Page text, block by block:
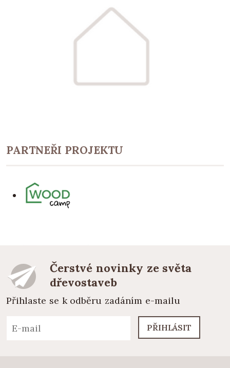
PARTNEŘI PROJEKTU
Čerstvé novinky ze světa
dřevostaveb
Přihlaste se k odběru zadáním e-mailu
PŘIHLÁSIT